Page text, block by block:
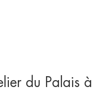
du Palais à